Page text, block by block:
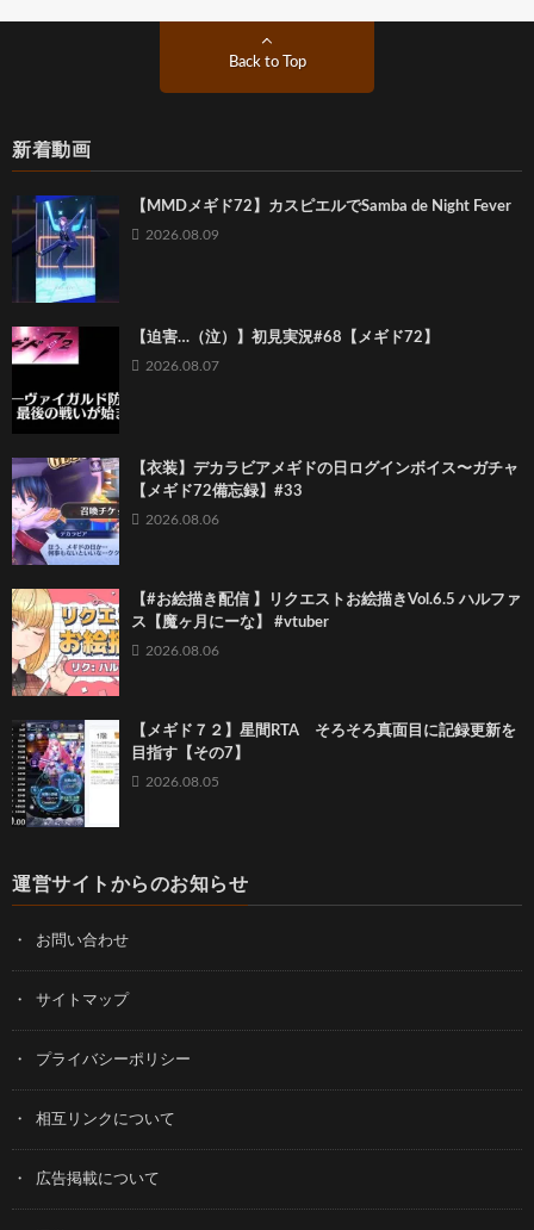
Back to Top
新着動画
【MMDメギド72】カスピエルでSamba de Night Fever
2026.08.09
【迫害…（泣）】初見実況#68【メギド72】
2026.08.07
【衣装】デカラビアメギドの日ログインボイス〜ガチャ
【メギド72備忘録】#33
2026.08.06
【#お絵描き配信 】リクエストお絵描きVol.6.5 ハルファ
ス【魔ヶ月にーな】 #vtuber
2026.08.06
【メギド７２】星間RTA そろそろ真面目に記録更新を
目指す【その7】
2026.08.05
運営サイトからのお知らせ
お問い合わせ
サイトマップ
プライバシーポリシー
相互リンクについて
広告掲載について